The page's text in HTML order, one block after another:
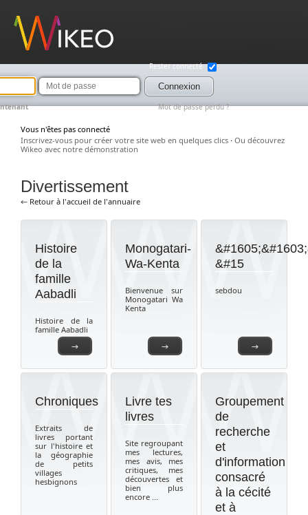
Rester connecté
Mot
de
passe
Connexion
Mot de passe perdu ?
Vous n'êtes pas connecté
Inscrivez-vous pour créer votre site web en quelques clics · Ou découvrez
Wikeo avec notre démonstration
Divertissement
← Retour à l'accueil de l'annuaire
→
Histoire
de la
famille
Aabadli
Histoire de la
famille Aabadli
→
Monogatari-
Wa-Kenta
Bienvenue sur
Monogatari Wa
Kenta
→
&#15
sebdou
Chroniques
Extraits de
livres portant
sur l'histoire et
la géographie
de petits
villages
hesbignons
Livre tes
livres
Site regroupant
mes lectures,
mes avis, mes
critiques, mes
découvertes et
bien plus
encore ...
Groupement
de
recherche
et
d'information
consacré
à la cécité
et à